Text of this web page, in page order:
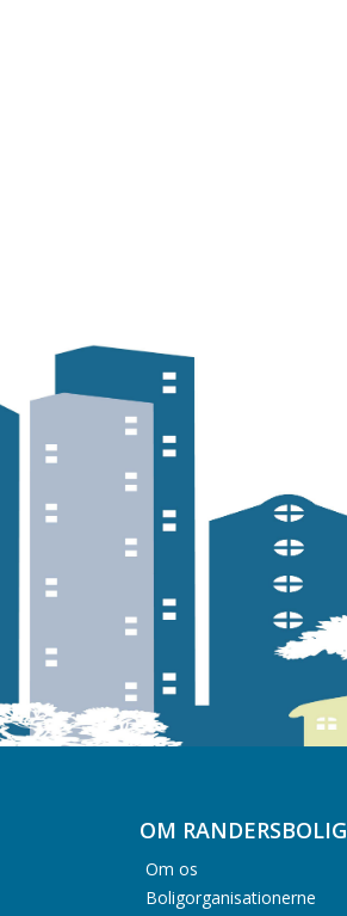
OM RANDERSBOLIG
Om os
Boligorganisationerne